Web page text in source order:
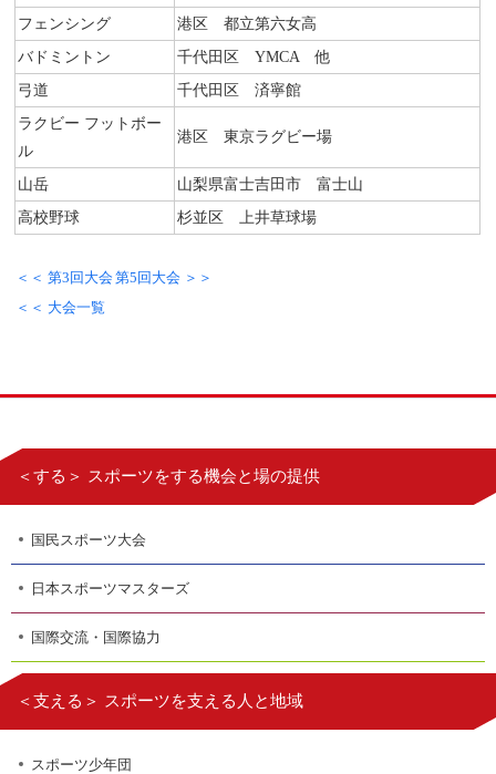
フェンシング
港区 都立第六女高
バドミントン
千代田区 YMCA 他
弓道
千代田区 済寧館
ラクビー フットボー
ル
港区 東京ラグビー場
山岳
山梨県富士吉田市 富士山
高校野球
杉並区 上井草球場
＜＜ 第3回大会 第5回大会 ＞＞
＜＜ 大会一覧
＜する＞ スポーツをする機会と場の提供
国民スポーツ大会
日本スポーツマスターズ
国際交流・国際協力
＜支える＞ スポーツを支える人と地域
スポーツ少年団